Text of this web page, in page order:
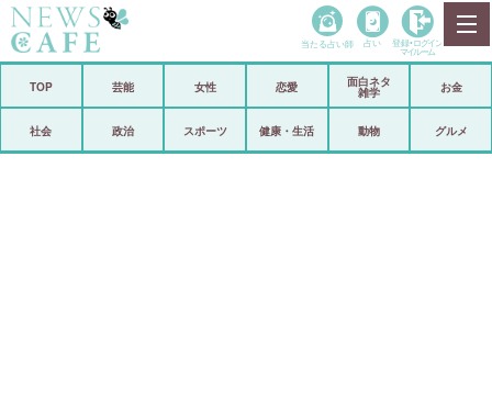
政治
当たる占い師 占い 登録• ログイン
マイルーム
TOP 芸能 女性 恋愛
面白ネタ
雑学
お金
社会 政治 スポーツ 健康・生活 動物 グルメ